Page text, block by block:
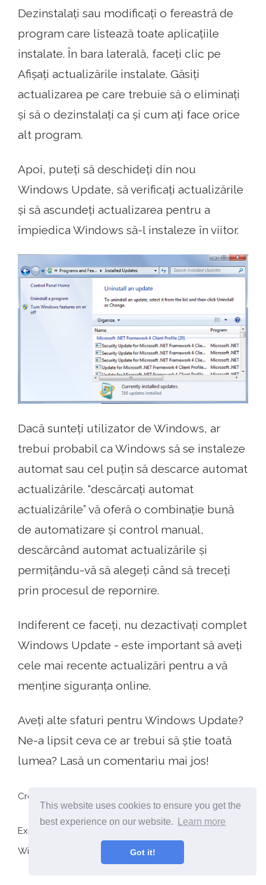
This website uses cookies to ensure you get the
best experience on our website.
Learn more
Got it!
Dezinstalați sau modificați o fereastră de
program care listează toate aplicațiile
instalate. În bara laterală, faceți clic pe
Afișați actualizările instalate. Găsiți
actualizarea pe care trebuie să o eliminați
și să o dezinstalați ca și cum ați face orice
alt program.
Apoi, puteți să deschideți din nou
Windows Update, să verificați actualizările
și să ascundeți actualizarea pentru a
împiedica Windows să-l instaleze în viitor.
Dacă sunteți utilizator de Windows, ar
trebui probabil ca Windows să se instaleze
automat sau cel puțin să descarce automat
actualizările. “descărcați automat
actualizările” vă oferă o combinație bună
de automatizare și control manual,
descărcând automat actualizările și
permițându-vă să alegeți când să treceți
prin procesul de repornire.
Indiferent ce faceți, nu dezactivați complet
Windows Update - este important să aveți
cele mai recente actualizări pentru a vă
menține siguranța online.
Aveți alte sfaturi pentru Windows Update?
Ne-a lipsit ceva ce ar trebui să știe toată
lumea? Lasă un comentariu mai jos!
Credit de imagine: comedy_nose pe Flickr
Explorați mai multe despre: Software Updater,
Windows 7, Windows 8.